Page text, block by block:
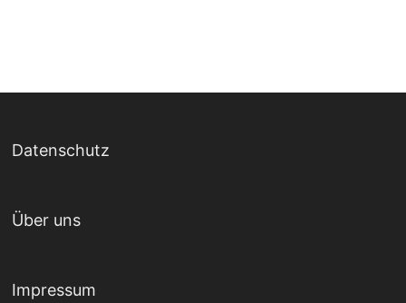
Datenschutz
Über uns
Impressum